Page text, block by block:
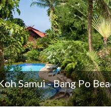
Samui - Bang Po